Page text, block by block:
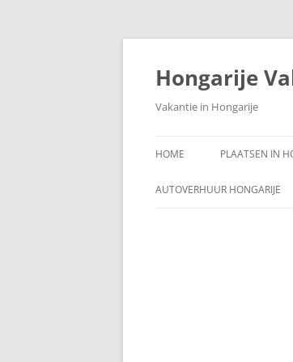
Ga
inhoud
Hongarije
Vakantie in Hongarije
HOME PLAATSEN IN
AUTOVERHUUR HONGARIJE